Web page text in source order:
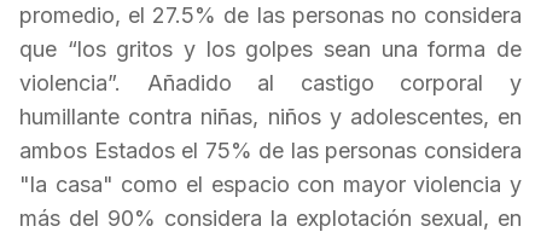
promedio, el 27.5% de las personas no considera
que “los gritos y los golpes sean una forma de
violencia”. Añadido al castigo corporal y
humillante contra niñas, niños y adolescentes, en
ambos Estados el 75% de las personas considera
"la casa" como el espacio con mayor violencia y
más del 90% considera la explotación sexual, en